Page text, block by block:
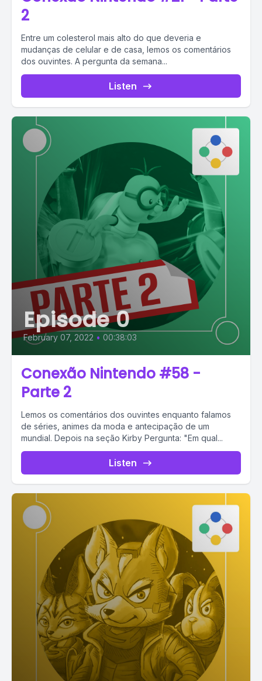
2
Entre um colesterol mais alto do que deveria e
mudanças de celular e de casa, lemos os comentários
dos ouvintes. A pergunta da semana...
Listen
Episode 0
February 07, 2022 • 00:38:03
Conexão Nintendo #58 -
Parte 2
Lemos os comentários dos ouvintes enquanto falamos
de séries, animes da moda e antecipação de um
mundial. Depois na seção Kirby Pergunta: "Em qual...
Listen